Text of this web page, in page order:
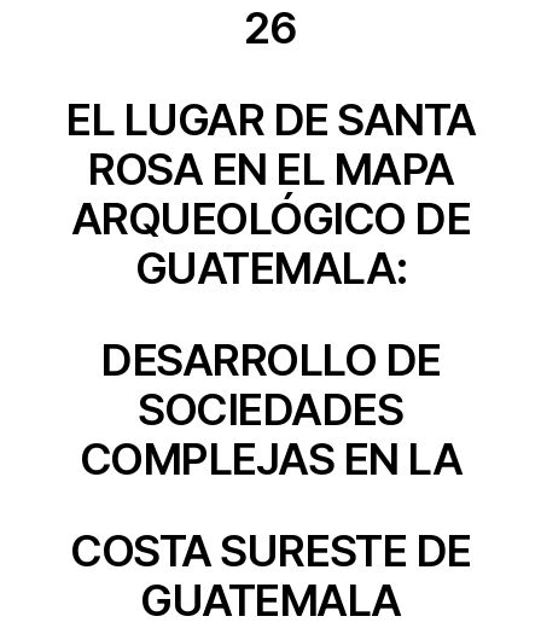
26
EL LUGAR DE SANTA
ROSA EN EL MAPA
ARQUEOLÓGICO DE
GUATEMALA:
DESARROLLO DE
SOCIEDADES
COMPLEJAS EN LA
COSTA SURESTE DE
GUATEMALA